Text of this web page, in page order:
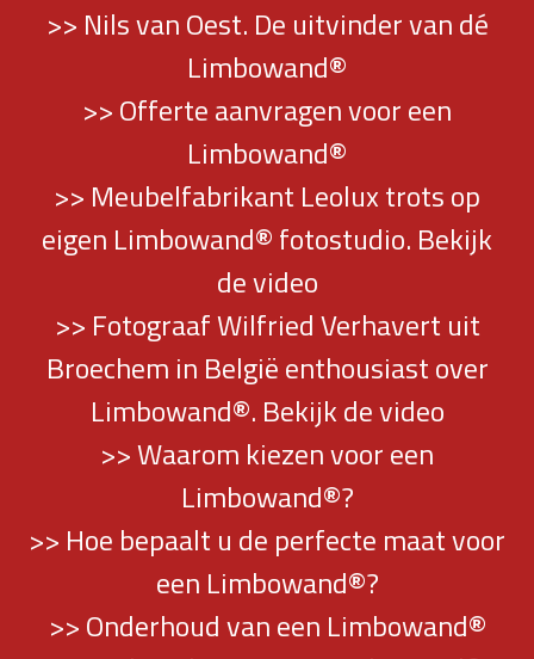
>> Nils van Oest. De uitvinder van dé
Limbowand®
>> Offerte aanvragen voor een
Limbowand®
>> Meubelfabrikant Leolux trots op
eigen Limbowand® fotostudio. Bekijk
de video
>> Fotograaf Wilfried Verhavert uit
Broechem in België enthousiast over
Limbowand®. Bekijk de video
>> Waarom kiezen voor een
Limbowand®?
>> Hoe bepaalt u de perfecte maat voor
een Limbowand®?
>> Onderhoud van een Limbowand®